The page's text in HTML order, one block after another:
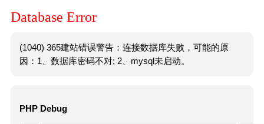
Database Error
(1040) 365建站错误警告：连接数据库失败，可能的原
因：1、数据库密码不对; 2、mysql未启动。
PHP Debug